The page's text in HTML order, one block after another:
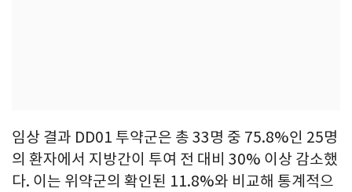
임상 결과 DD01 투약군은 총 33명 중 75.8%인 25명
의 환자에서 지방간이 투여 전 대비 30% 이상 감소했
다. 이는 위약군의 확인된 11.8%와 비교해 통계적으